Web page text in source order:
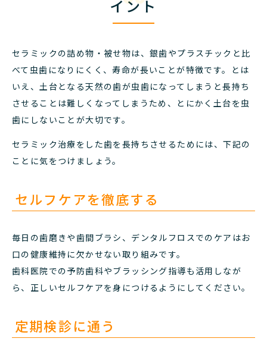
イント
セラミックの詰め物・被せ物は、銀歯やプラスチックと比
べて虫歯になりにくく、寿命が長いことが特徴です。
とは
いえ、土台となる天然の歯が虫歯になってしまうと長持ち
させることは難しくなってしまうため、とにかく土台を虫
歯にしないことが大切です。
セラミック治療をした歯を長持ちさせるためには、下記の
ことに気をつけましょう。
セルフケアを徹底する
毎日の歯磨きや歯間ブラシ、デンタルフロスでのケアはお
口の健康維持に欠かせない取り組みです。
歯科医院での予防歯科やブラッシング指導も活用しなが
ら、正しいセルフケアを身につけるようにしてください。
定期検診に通う